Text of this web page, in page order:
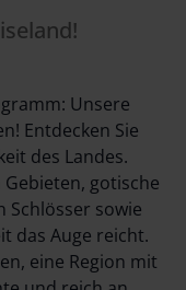
Unsere
Entdecken Sie
des Landes.
gotische
Schlösser sowie
das Auge reicht.
eine Region mit